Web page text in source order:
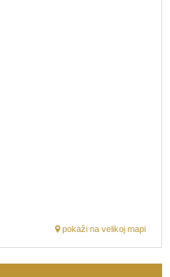
pokaži na velikoj mapi